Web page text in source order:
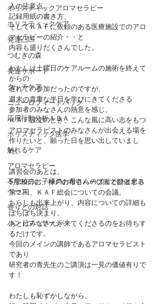
ホリスティックアロマセラピー
ホリスティックケア
発達凸凹
つむぎの森
発達サポート
タッチケア
ニューロフィードバック
応用行動分析ＡＢＡ
ホリスティック医学
触れるケア
アロマセラピー
不登校のお子様のお母さんのほっとひと息ス
ペース
香りとの対話
ハンドマッサージ
入の注意点、
記録用紙の書き方、
そしてＫＡＦに依頼のある医療施設でのアロ
マセラピーの紹介・・と
内容も盛りだくさんでした。
わたしは土曜日のケアルームの施術を終えて
からの
遅れての参加だったのですが、
週末の貴重な半日を学びにきてくださる
参加者のみなさんの熱意を感じ、
ＫＡＦ設立のとき、こんな風に高い志をもつ
アロマセラピストのみなさんが出会える場を
作りたいと、願った日を思い出していまし
た。
講習会のあとは、
5月30日に、神戸の布引ハーブ園で開催する
第２回、ＫＡＦ総会についての会議。
ちらしも出来上がり、内容についての詳細も
ぼちぼち決まり、
あとはみなさんが来てくださるのをお待ちす
るだけです。
今回のメインの講師であるアロマセラピスト
であり
研究者の青先生のご講演は一見の価値有りで
す！
わたしも恥ずかしながら、